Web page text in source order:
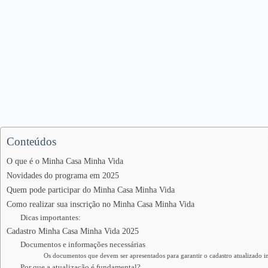
Conteúdos
O que é o Minha Casa Minha Vida
Novidades do programa em 2025
Quem pode participar do Minha Casa Minha Vida
Como realizar sua inscrição no Minha Casa Minha Vida
Dicas importantes:
Cadastro Minha Casa Minha Vida 2025
Documentos e informações necessárias
Os documentos que devem ser apresentados para garantir o cadastro atualizado